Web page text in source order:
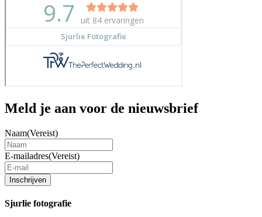
Meld je aan voor de nieuwsbrief
Naam(Vereist)
E-mailadres(Vereist)
Inschrijven
Sjurlie fotografie